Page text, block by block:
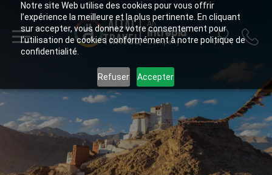
Notre site Web utilise des cookies pour vous offrir
l’expérience la meilleure et la plus pertinente. En cliquant
sur accepter, vous donnez votre consentement pour
l’utilisation de cookies conformément à notre politique de
confidentialité.
Refuser Accepter
ALTAÏ
TRAVEL
An
Intrepid
Company